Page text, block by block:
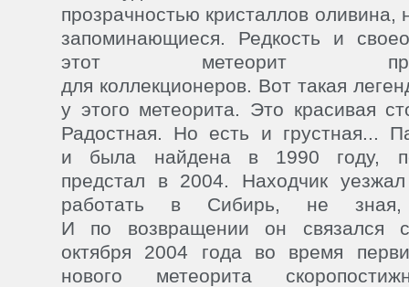
прозрачностью кристаллов оливина,
запоминающиеся. Редкость и
этот метеорит
для коллекционеров. Вот такая
у этого метеорита. Это красивая
Радостная. Но есть и грустная...
и была найдена в 1990 году,
предстал в 2004. Находчик
работать в Сибирь, не
И по возвращении он связался
октября 2004 года во время
нового метеорита